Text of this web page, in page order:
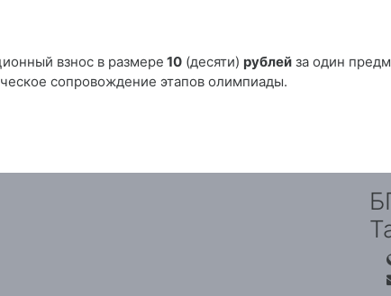
взнос в размере 10 (десяти) рублей за один
сопровождение этапов олимпиады.